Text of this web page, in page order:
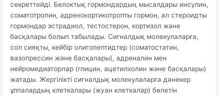
секреттейді. Белоктық гормондардың мысалдары инсулин,
соматотропин, адренокортикотропты гормон, ал стероидты
гормондар эстрадиол, тестостерон, кортизол және
басқалары болып табылады. Сигналдық молекулаларға,
сол сияқты, кейбір олигопептидтер (соматостатин,
вазопрессин және басқалары), адреналин мен
нейромедиаторлар (глицин, ацетилхолин және басқалары)
жатады. Жергілікті сигналдық молекулаларға дәнекер
ұлпалардың клеткалары (жуан клеткалар) бөлетін